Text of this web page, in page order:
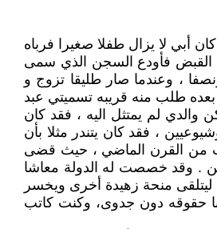
أبي لا يزال طفلا صغيرا فرباه
القبض فأودع السجن الذي سمى
، وعندما صار طليقا تزوج و
طلب منه قريبه تسميتي عبد
والدي لم يمتثل اليه ، فقد كان
، فقد كان يتندر مثلا بأن
من القرن الماضي ، حيث قضى
. وقد خصصت له الدولة معاشا
منحة زهيدة أخرى ويخسر
حقوقه دون جدوى، وكنت كاتب